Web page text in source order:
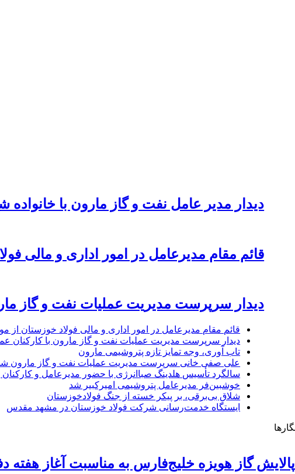
دیدار مدیر عامل نفت و گاز مارون با خانواده
قائم مقام مدیرعامل در امور اداری و مالی
دیدار سرپرست مدیریت عملیات نفت و گاز
قائم مقام مدیرعامل در امور اداری و مالی فولاد خوزستان از
دیدار سرپرست مدیریت عملیات نفت و گاز مارون با کارکنان
تاب آوری، وجه تمایز تازه پتروشیمی مارون
علی صفی خانی سرپرست مدیریت عملیات نفت و گاز مارون
سالگرد تأسیس هلدینگ صباانرژی با حضور مدیرعامل و کارکنان
خوشبین‌فر مدیرعامل پتروشیمی امیرکبیر شد
شلاق‌ بی‌برقی، بر پیکر خسته‌ از جنگ فولادخوزستان
ایستگاه خدمت‌رسانی شرکت فولاد خوزستان در مشهد مقدس
گاز هویزه خلیج‌فارس به مناسبت آغاز هفته